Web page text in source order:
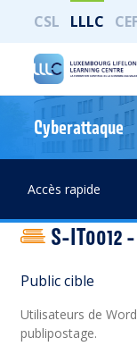
CSL LLLC
Cyberattaque
Accès rapide
S-IT0012
Public cible
Utilisateurs de
publipostage.